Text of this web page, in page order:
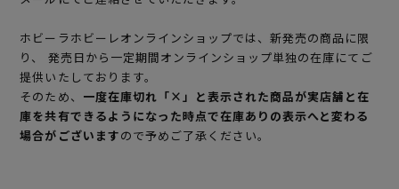
ホビーラホビーレオンラインショップでは、新発売の商品に限
り、 発売日から一定期間オンラインショップ単独の在庫にてご
提供いたしております。
そのため、 一度在庫切れ「×」と表示された商品が実店舗と在
庫を共有できるようになった時点で在庫ありの表示へと変わる
場合がございますので予めご了承ください。